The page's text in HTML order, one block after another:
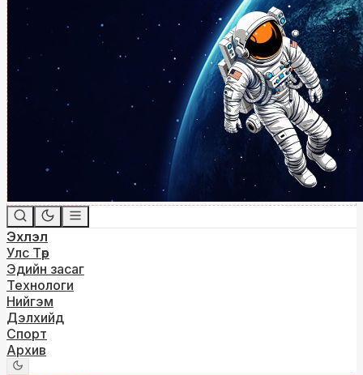
Эхлэл
Улс Төр
Эдийн засаг
Технологи
Нийгэм
Дэлхийд
Спорт
Архив